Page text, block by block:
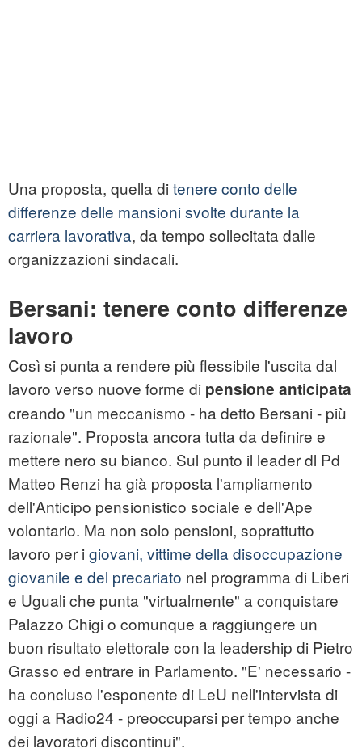
Una proposta, quella di tenere conto delle
differenze delle mansioni svolte durante la
carriera lavorativa, da tempo sollecitata dalle
organizzazioni sindacali.
Bersani: tenere conto differenze
lavoro
Così si punta a rendere più flessibile l'uscita dal
lavoro verso nuove forme di pensione anticipata
creando "un meccanismo - ha detto Bersani - più
razionale". Proposta ancora tutta da definire e
mettere nero su bianco. Sul punto il leader dl Pd
Matteo Renzi ha già proposta l'ampliamento
dell'Anticipo pensionistico sociale e dell'Ape
volontario. Ma non solo pensioni, soprattutto
lavoro per i giovani, vittime della disoccupazione
giovanile e del precariato nel programma di Liberi
e Uguali che punta "virtualmente" a conquistare
Palazzo Chigi o comunque a raggiungere un
buon risultato elettorale con la leadership di Pietro
Grasso ed entrare in Parlamento. "E' necessario -
ha concluso l'esponente di LeU nell'intervista di
oggi a Radio24 - preoccuparsi per tempo anche
dei lavoratori discontinui".